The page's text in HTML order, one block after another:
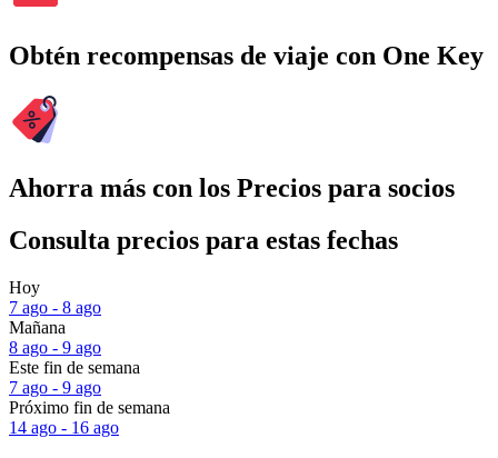
Obtén recompensas de viaje con One Key
Ahorra más con los Precios para socios
Consulta precios para estas fechas
Hoy
7 ago - 8 ago
Mañana
8 ago - 9 ago
Este fin de semana
7 ago - 9 ago
Próximo fin de semana
14 ago - 16 ago